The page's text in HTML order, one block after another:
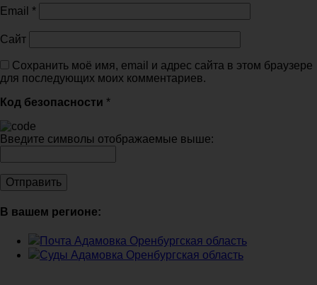
Email *
Сайт
Сохранить моё имя, email и адрес сайта в этом браузере
для последующих моих комментариев.
Код безопасности *
Введите символы отображаемые выше:
В вашем регионе:
Почта Адамовка Оренбургская область
Суды Адамовка Оренбургская область